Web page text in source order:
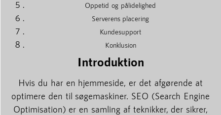
Oppetid og pålidelighed
Serverens placering
Kundesupport
Konklusion
Introduktion
Hvis du har en hjemmeside, er det afgørende at
optimere den til søgemaskiner. SEO (Search Engine
Optimisation) er en samling af teknikker, der sikrer,